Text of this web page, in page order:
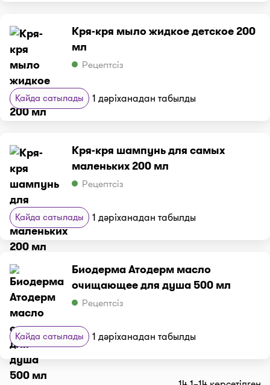
Кря-кря мыло жидкое детское 200
мл
Рецептсіз
Қайда сатылады 1 дәріханадан табылды
Кря-кря шампунь для самых
маленьких 200 мл
Рецептсіз
Қайда сатылады 1 дәріханадан табылды
Биодерма Атодерм масло
очищающее для душа 500 мл
Рецептсіз
Қайда сатылады 1 дәріханадан табылды